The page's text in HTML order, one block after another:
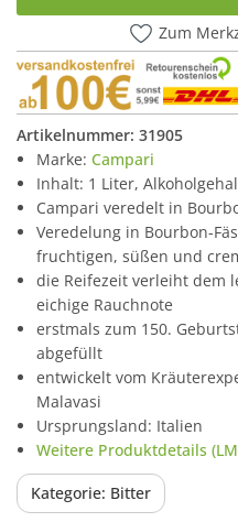
Zum
Artikelnummer: 31905
Marke: Campari
Inhalt: 1 Liter,
Campari veredelt in
Veredelung in Bourbon-
fruchtigen, süßen und
die Reifezeit verleiht dem
eichige Rauchnote
erstmals zum 150.
abgefüllt
entwickelt vom
Malavasi
Ursprungsland: Italien
Weitere Produktdetails
Kategorie: Bitter